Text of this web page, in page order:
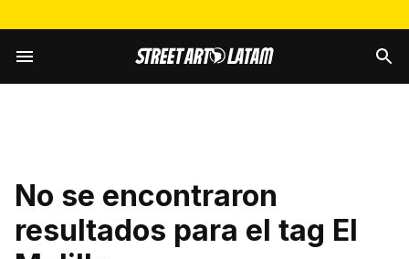
No se encontraron
resultados para el tag El